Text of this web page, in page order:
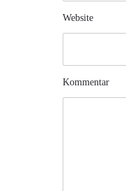
Website
Kommentar